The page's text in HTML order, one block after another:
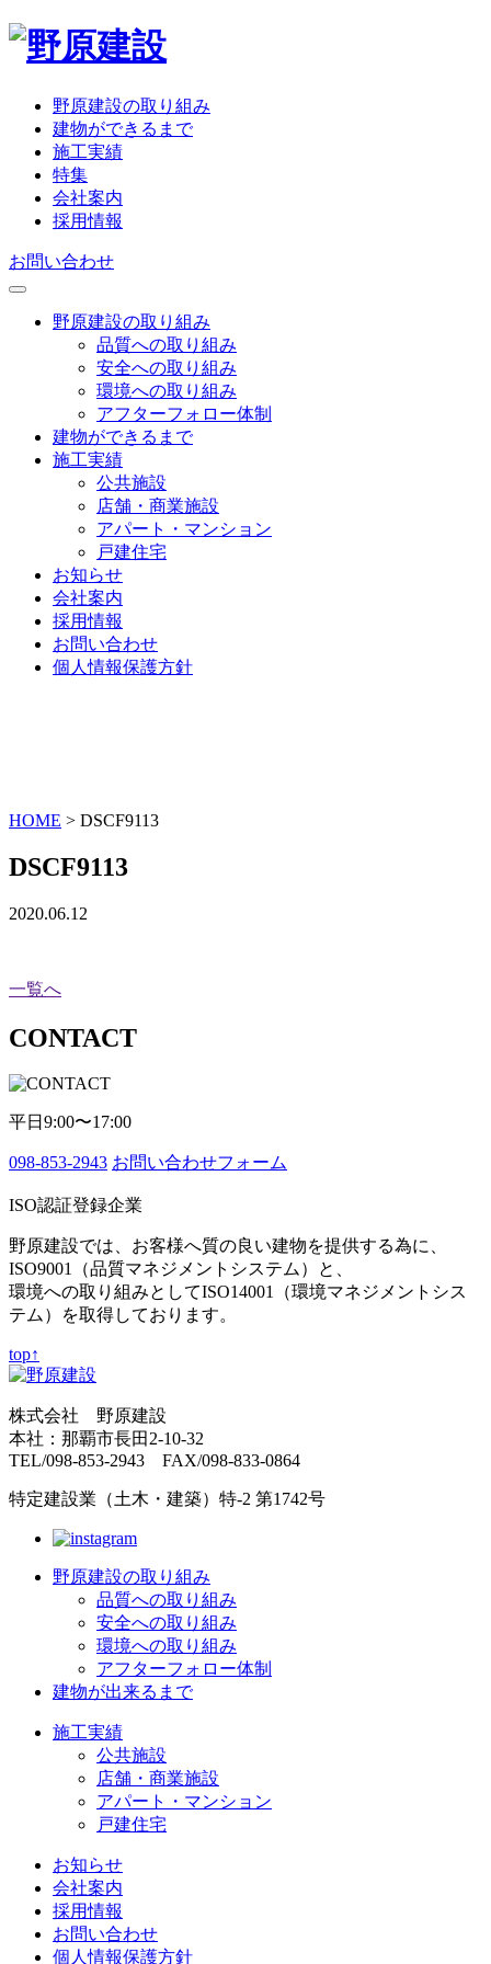
野原建設の取り組み
建物ができるまで
施工実績
特集
会社案内
採用情報
お問い合わせ
野原建設の取り組み
品質への取り組み
安全への取り組み
環境への取り組み
アフターフォロー体制
建物ができるまで
施工実績
公共施設
店舗・商業施設
アパート・マンション
戸建住宅
お知らせ
会社案内
採用情報
お問い合わせ
個人情報保護方針
HOME > DSCF9113
DSCF9113
2020.06.12
一覧へ
CONTACT
平日9:00〜17:00
098-853-2943 お問い合わせフォーム
ISO認証登録企業
野原建設では、お客様へ質の良い建物を提供する為に、
ISO9001（品質マネジメントシステム）と、
環境への取り組みとしてISO14001（環境マネジメントシス
テム）を取得しております。
top↑
株式会社 野原建設
本社：那覇市長田2-10-32
TEL/098-853-2943 FAX/098-833-0864
特定建設業（土木・建築）特-2 第1742号
野原建設の取り組み
品質への取り組み
安全への取り組み
環境への取り組み
アフターフォロー体制
建物が出来るまで
施工実績
公共施設
店舗・商業施設
アパート・マンション
戸建住宅
お知らせ
会社案内
採用情報
お問い合わせ
個人情報保護方針